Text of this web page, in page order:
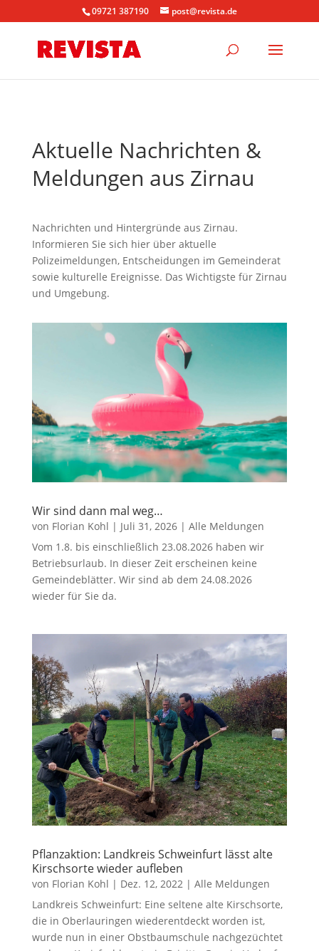
09721 387190 post@revista.de
Aktuelle Nachrichten &
Meldungen aus Zirnau
Nachrichten und Hintergründe aus Zirnau.
Informieren Sie sich hier über aktuelle
Polizeimeldungen, Entscheidungen im Gemeinderat
sowie kulturelle Ereignisse. Das Wichtigste für Zirnau
und Umgebung.
Wir sind dann mal weg…
von Florian Kohl | Juli 31, 2026| Alle Meldungen
Vom 1.8. bis einschließlich 23.08.2026 haben wir
Betriebsurlaub. In dieser Zeit erscheinen keine
Gemeindeblätter. Wir sind ab dem 24.08.2026
wieder für Sie da.
Pflanzaktion: Landkreis Schweinfurt lässt alte
Kirschsorte wieder aufleben
von Florian Kohl | Dez. 12, 2022 | Alle Meldungen
Landkreis Schweinfurt: Eine seltene alte Kirschsorte,
die in Oberlauringen wiederentdeckt worden ist,
wurde nun in einer Obstbaumschule nachgezüchtet